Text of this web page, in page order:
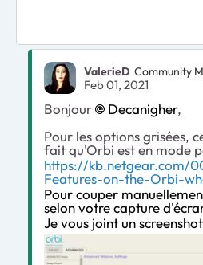
ValerieD Community
Feb 01, 2021
Bonjour Decanigher,
Pour les options grisées,
fait qu'Orbi est en mode
https://kb.netgear.com/
Features-on-the-Orbi-
Pour couper
selon votre capture
Je vous joint un